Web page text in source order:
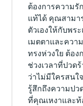
ต้องการความรั
แท้ได้ คุณสามา
ตัวเองให้กับพร
เมตตาและควา
ทรงห่วงใย ต้อ
ช่วงเวลาที่ปวด
ว่าไม่มีใครสนใ
รู้สึกถึงความปว
ที่คุณเหงาและ